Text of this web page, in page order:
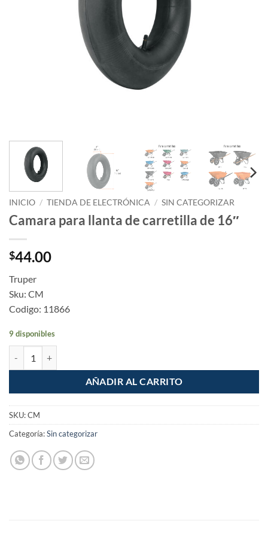
INICIO / TIENDA DE ELECTRÓNICA / SIN CATEGORIZAR
Camara para llanta de carretilla de 16″
$44.00
Truper
Sku: CM
Codigo: 11866
9 disponibles
AÑADIR AL CARRITO
SKU:CM
Categoría:Sin categorizar